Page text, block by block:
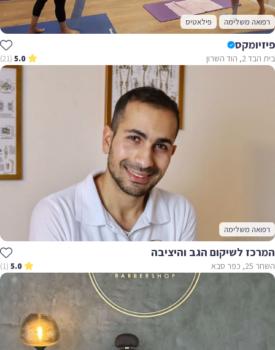
רפואה משלימה פילאטיס
פיזיומקס
בית הבד 2, הוד השרון 5.0
(21)
רפואה משלימה
המרכז לשיקום הגב והיציבה
השחר 25, כפר סבא 5.0
(1)